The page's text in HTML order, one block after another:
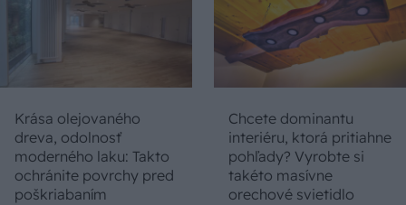
Krása olejovaného
dreva, odolnosť
moderného laku: Takto
ochránite povrchy pred
poškriabaním
Chcete dominantu
interiéru, ktorá pritiahne
pohľady? Vyrobte si
takéto masívne
orechové svietidlo